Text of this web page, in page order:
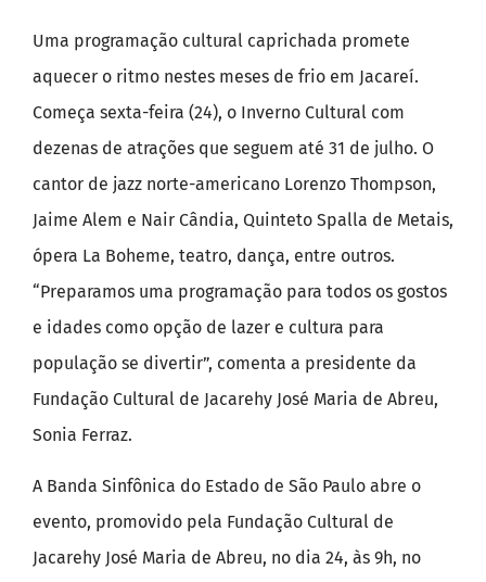
Uma programação cultural caprichada promete
aquecer o ritmo nestes meses de frio em Jacareí.
Começa sexta-feira (24), o Inverno Cultural com
dezenas de atrações que seguem até 31 de julho. O
cantor de jazz norte-americano Lorenzo Thompson,
Jaime Alem e Nair Cândia, Quinteto Spalla de Metais,
ópera La Boheme, teatro, dança, entre outros.
“Preparamos uma programação para todos os gostos
e idades como opção de lazer e cultura para
população se divertir”, comenta a presidente da
Fundação Cultural de Jacarehy José Maria de Abreu,
Sonia Ferraz.
A Banda Sinfônica do Estado de São Paulo abre o
evento, promovido pela Fundação Cultural de
Jacarehy José Maria de Abreu, no dia 24, às 9h, no